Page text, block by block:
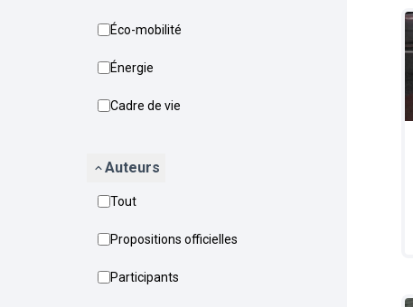
Éco-mobilité
Énergie
Cadre de vie
Auteurs
Tout
Propositions officielles
Participants